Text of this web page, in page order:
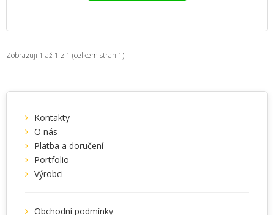
Zobrazuji 1 až 1 z 1 (celkem stran 1)
Kontakty
O nás
Platba a doručení
Portfolio
Výrobci
Obchodní podmínky